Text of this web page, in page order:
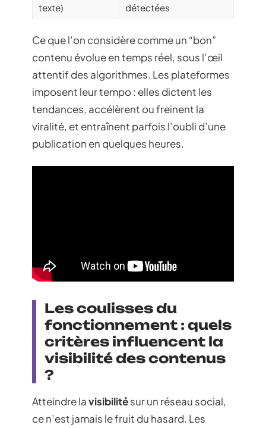
texte) détectées
Ce que l’on considère comme un “bon”
contenu évolue en temps réel, sous l’œil
attentif des algorithmes. Les plateformes
imposent leur tempo : elles dictent les
tendances, accélèrent ou freinent la
viralité, et entraînent parfois l’oubli d’une
publication en quelques heures.
Les coulisses du
fonctionnement : quels
critères influencent la
visibilité des contenus
?
Atteindre lavisibilitésur un réseau social,
ce n’est jamais le fruit du hasard. Les